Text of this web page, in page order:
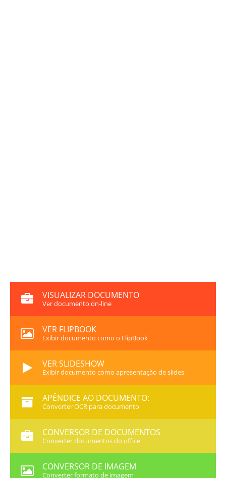
VISUALIZAR DOCUMENTO
Ver documento on-line
VER FLIPBOOK
Exibir documento como o FlipBook
VER SLIDESHOW
Exibir documento como apresentação de slides
APÊNDICE AO DOCUMENTO:
Converter OCR para documento
CONVERSOR DE DOCUMENTOS
Converter documentos do office
CONVERSOR DE IMAGEM
Converter formato de imagem